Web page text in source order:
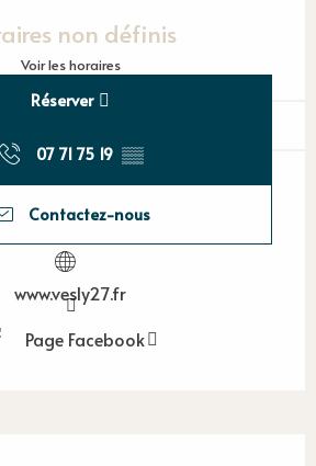
non définis
Voir les horaires
Réserver
07 71 75 19 ▒▒
Contactez-nous
www.vesly27.fr
Page Facebook